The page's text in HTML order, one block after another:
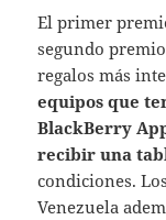
El primer
segundo
regalos más
equipos que
BlackBerry
recibir una
condiciones.
Venezuela